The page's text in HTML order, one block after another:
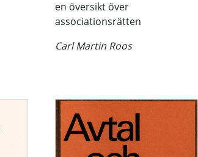
en översikt över
associationsrätten
Carl Martin Roos